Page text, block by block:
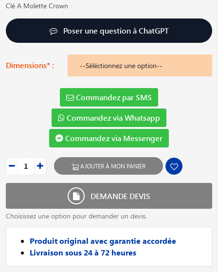
Clé A Molette Crown
Poser une question à ChatGPT
Dimensions* :
Commandez par SMS
Commandez via Whatsapp
Commandez via Messenger
AJOUTER À MON PANIER
DEMANDE DEVIS
Choisissez une option pour demander un devis.
Produit original avec garantie accordée
Livraison sous 24 à 72 heures